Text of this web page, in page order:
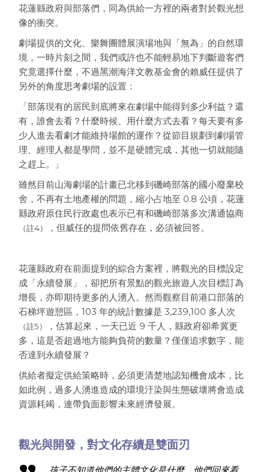
花蓮縣政府與部落們，同為供給一方裡的兩者對於觀光想
像的衝突。
劇場提供的文化、樂舞團體展演場地與「無為」的自然環
境，一時片刻之間，我們或許也不能輕易地下判斷遊客們
究竟選擇什麼，不過黑潮海洋文教基金會的賴威任提供了
另外的角度思考劇場的設置：
「部落現有的居民到底將來在劇場中能得到多少利益？還
有，誰會去看？什麼時候、用什麼方式去看？每天要有多
少人進去看劇才能維持場館的運作？從節目規劃到劇場管
理、經理人都是學問，並不是硬體完成，其他一切就能隨
之趕上。」
雖然目前山海劇場的計畫已北移到磯崎部落的國小廢棄校
舍，不再有土地產權的問題，縮小占地至 0.8 公頃，花蓮
縣政府原住民行政處也表示已有和磯崎部落多次溝通協商
（註4） ，但威任的提問依舊存在，必須被回答。
花蓮縣政府在前面提到的綜合方案裡，將觀光的目標設定
成「永續發展」，卻把所有景點的觀光旅遊人次目標訂為
增長，亦即期待更多的人湧入。然而觀察目前港口部落的
石梯坪遊憩區，103 年的統計數據是 3,239,100 多人次
（註5）
，估算起來，一天已近 9 千人，縣政府卻希冀更
多，這是否超過地方能夠負荷的數量？僅僅追求數字，能
否達到永續發展？
供給者擬定供給策略時，必須更清楚地認知機會成本，比
如此例，過多人湧進造成的環境汙染與生態破壞將會造成
資源耗竭，連帶負面影響未來經濟發展。
觀光與開發，對文化存續是雙面刃